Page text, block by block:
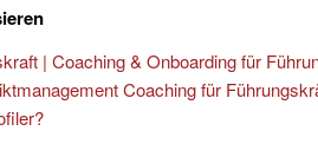
| Coaching & Onboarding für
Coaching für